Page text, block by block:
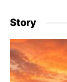
Story